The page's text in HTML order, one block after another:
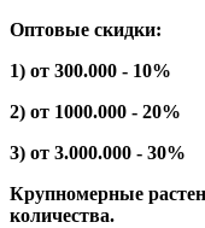
Оптовые скидки:
1) от 300.000 - 10%
2) от 1000.000 - 20%
3) от 3.000.000 - 30%
Крупномерные
количества.